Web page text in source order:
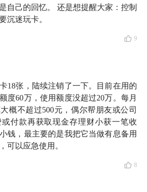
展体验的宝藏男孩
一张信用卡
个超前消费的工具，我们可以提高
会让我有一种欠人钱的感觉
心里一定要有一个锚
自己的回忆。 还是想提醒大家：控制
沉迷玩卡。
9
18张，陆续注销了一下。目前在用的
度60万，使用额度没超过20万。每月
概不超过500元，偶尔帮朋友或公司
付款再获取现金存理财小获一笔收
钱，最主要的是我把它当做有息备用
可以应急使用。
8